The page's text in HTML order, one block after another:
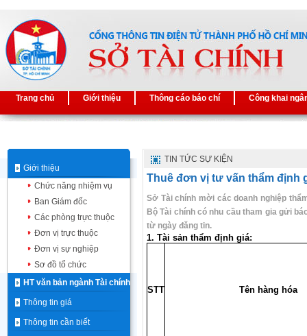
Trang chủ Giới thiệu Thông cáo báo chí Công khai
Giới thiệu
Chức năng nhiệm vụ
Ban Giám đốc
Các phòng trực thuộc
Đơn vị trực thuộc
Đơn vị sự nghiệp
Sơ đồ tổ chức
HT văn bản ngành Tài chính
Thông tin giá
Thông tin cần biết
TIN TỨC SỰ KIỆN
Thuê đơn vị tư vấn thẩm định
Sở Tài chính mời các doanh nghiệp
Bộ Tài chính có nhu cầu tham gia gửi
từ ngày đăng tin.
1. Tài sản thẩm định giá:
STT Tên hàng hóa